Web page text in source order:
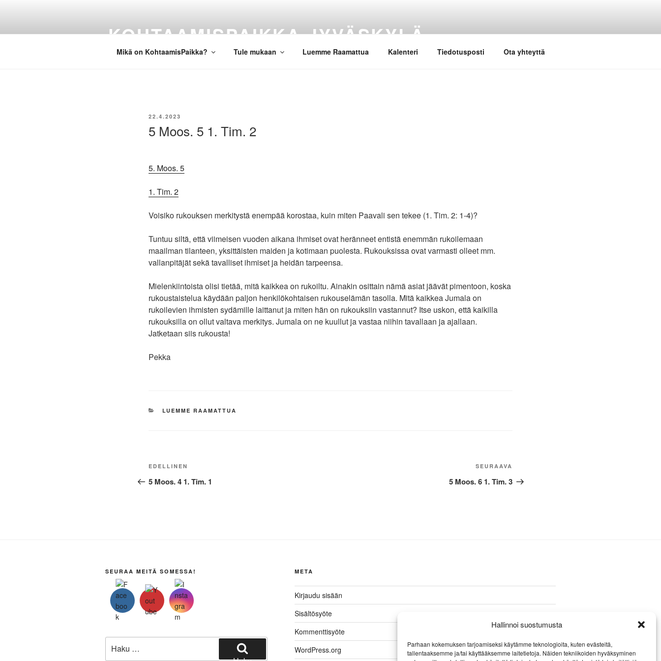
Hallinnoi suostumusta
Parhaan kokemuksen tarjoamiseksi käytämme teknologioita, kuten evästeitä,
tallentaaksemme ja/tai käyttääksemme laitetietoja. Näiden tekniikoiden hyväksyminen
KOHTAAMISPAIKKA JYVÄSKYLÄ
Mikä on KohtaamisPaikka? Tule mukaan Luemme Raamattua Kalenteri Tiedotusposti Ota yhteyttä
JULKAISTU
22.4.2023
5 Moos. 5 1. Tim. 2
5. Moos. 5
1. Tim. 2
Voisiko rukouksen merkitystä enempää korostaa, kuin miten Paavali sen tekee (1. Tim. 2: 1-4)?
Tuntuu siltä, että viimeisen vuoden aikana ihmiset ovat heränneet entistä enemmän rukoilemaan
maailman tilanteen, yksittäisten maiden ja kotimaan puolesta. Rukouksissa ovat varmasti olleet mm.
vallanpitäjät sekä tavalliset ihmiset ja heidän tarpeensa.
Mielenkiintoista olisi tietää, mitä kaikkea on rukoiltu. Ainakin osittain nämä asiat jäävät pimentoon, koska
rukoustaistelua käydään paljon henkilökohtaisen rukouselämän tasolla. Mitä kaikkea Jumala on
rukoilevien ihmisten sydämille laittanut ja miten hän on rukouksiin vastannut? Itse uskon, että kaikilla
rukouksilla on ollut valtava merkitys. Jumala on ne kuullut ja vastaa niihin tavallaan ja ajallaan.
Jatketaan siis rukousta!
Pekka
KATEGORIAT
LUEMME RAAMATTUA
Artikkelien
selaus
Edellinen
artikkeli
EDELLINEN
5 Moos. 4 1. Tim. 1
artikkeli
SEURAAVA
5 Moos. 6 1. Tim. 3
SEURAA MEITÄ SOMESSA! META
Kirjaudu sisään
Sisältösyöte
Kommenttisyöte
WordPress.org